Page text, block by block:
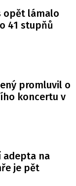
opět lámalo
41 stupňů
promluvil o
koncertu v
adepta na
je pět